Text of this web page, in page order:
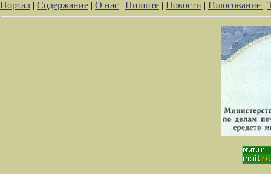
Портал | Содержание | О нас | Пишите | Новости | Голосование |